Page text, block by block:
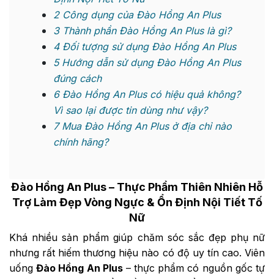
2Công dụng của Đào Hồng An Plus
3Thành phần Đào Hồng An Plus là gì?
4Đối tượng sử dụng Đào Hồng An Plus
5Hướng dẫn sử dụng Đào Hồng An Plus
đúng cách
6Đào Hồng An Plus có hiệu quả không?
Vì sao lại được tin dùng như vậy?
7Mua Đào Hồng An Plus ở địa chỉ nào
chính hãng?
Đào Hồng An Plus– Thực Phẩm Thiên Nhiên Hỗ
Trợ Làm Đẹp Vòng Ngực & Ổn Định Nội Tiết Tố
Nữ
Khá nhiều sản phẩm giúp chăm sóc sắc đẹp phụ nữ
nhưng rất hiếm thương hiệu nào có độ uy tín cao. Viên
uốngĐào Hồng An Plus– thực phẩm có nguồn gốc tự